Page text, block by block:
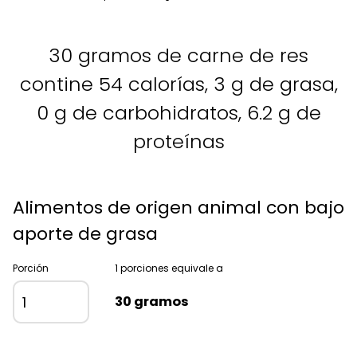
30 gramos de carne de res
contine 54 calorías, 3 g de grasa,
0 g de carbohidratos, 6.2 g de
proteínas
Alimentos de origen animal con bajo
aporte de grasa
Porción 1 porciones equivale a
30 gramos